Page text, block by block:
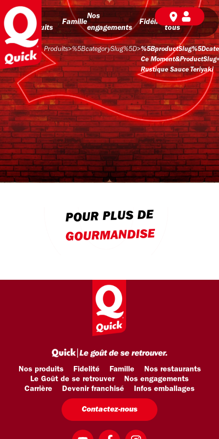
Nos
produits
Famille
Nos
engagements
Fidélité
BD pour
tous
Produits>%5BcategorySlug%5D>
Ce
Rustique Sauce Teriyaki
POUR PLUS DE
GOURMANDISE
Nos produits Fidelité Famille
Nos restaurants
Le Goût de se retrouver
Nos engagements
Carrière
Devenir franchisé Infos emballages
Contactez-nous